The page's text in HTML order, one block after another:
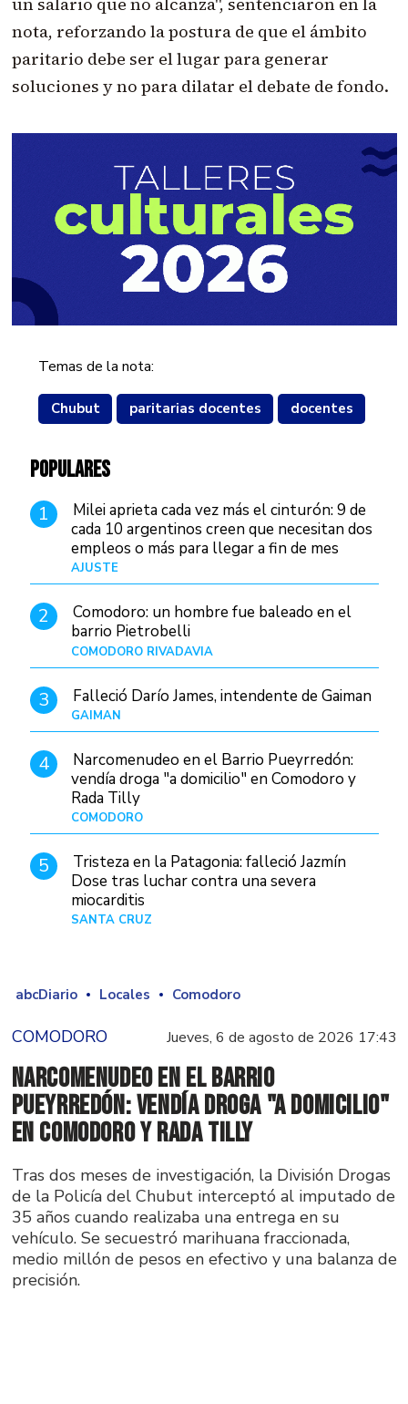
nota, reforzando la postura de que el ámbito
paritario debe ser el lugar para generar
soluciones y no para dilatar el debate de fondo.
Temas de la nota:
Chubut paritarias docentes docentes
POPULARES
1
Milei aprieta cada vez más el cinturón: 9 de
cada 10 argentinos creen que necesitan dos
empleos o más para llegar a fin de mes
AJUSTE
2
Comodoro: un hombre fue baleado en el
barrio Pietrobelli
COMODORO RIVADAVIA
3 Falleció Darío James, intendente de Gaiman
GAIMAN
4
Narcomenudeo en el Barrio Pueyrredón:
vendía droga "a domicilio" en Comodoro y
Rada Tilly
COMODORO
5
Tristeza en la Patagonia: falleció Jazmín
Dose tras luchar contra una severa
miocarditis
SANTA CRUZ
abcDiario Locales Comodoro
COMODORO Jueves, 6 de agosto de 2026 17:43
Narcomenudeo en el Barrio
Pueyrredón: vendía droga "a domicilio"
en Comodoro y Rada Tilly
Tras dos meses de investigación, la División Drogas
de la Policía del Chubut interceptó al imputado de
35 años cuando realizaba una entrega en su
vehículo. Se secuestró marihuana fraccionada,
medio millón de pesos en efectivo y una balanza de
precisión.